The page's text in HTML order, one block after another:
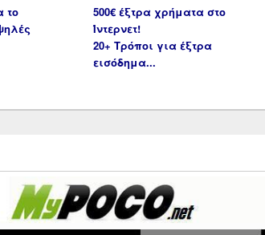
το
500€ έξτρα χρήματα στο
Ίντερνετ!
20+ Τρόποι για έξτρα
εισόδημα...